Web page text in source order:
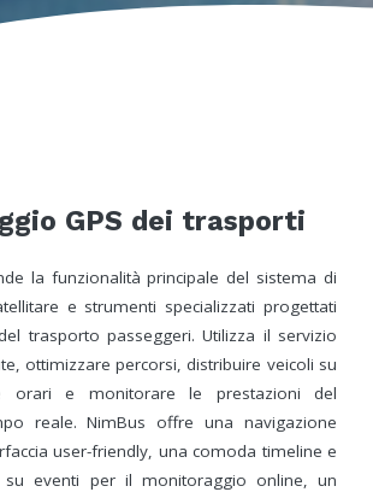
GPS dei trasporti
la funzionalità principale del sistema di
e strumenti specializzati progettati
trasporto passeggeri. Utilizza il servizio
ottimizzare percorsi, distribuire veicoli su
orari e monitorare le prestazioni del
reale. NimBus offre una navigazione
user-friendly, una comoda timeline e
su eventi per il monitoraggio online, un